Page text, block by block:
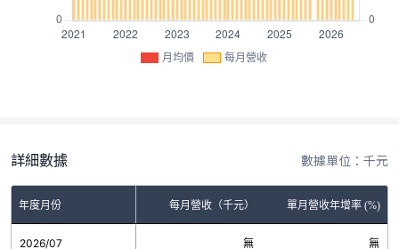
月均價 每月營收
詳細數據 數據單位：千元
年度月份 每月營收（千元） 單月營收年增率 (%)
2026/07 無 無